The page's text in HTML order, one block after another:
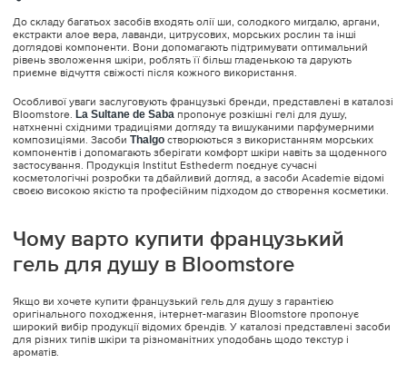
До складу багатьох засобів входять олії ши, солодкого мигдалю, аргани,
екстракти алое вера, лаванди, цитрусових, морських рослин та інші
доглядові компоненти. Вони допомагають підтримувати оптимальний
рівень зволоження шкіри, роблять її більш гладенькою та дарують
приємне відчуття свіжості після кожного використання.
Особливої уваги заслуговують французькі бренди, представлені в каталозі
Bloomstore. La Sultane de Saba пропонує розкішні гелі для душу,
натхненні східними традиціями догляду та вишуканими парфумерними
композиціями. Засоби Thalgo створюються з використанням морських
компонентів і допомагають зберігати комфорт шкіри навіть за щоденного
застосування. Продукція Institut Esthederm поєднує сучасні
косметологічні розробки та дбайливий догляд, а засоби Academie відомі
своєю високою якістю та професійним підходом до створення косметики.
Чому варто купити французький
гель для душу в Bloomstore
Якщо ви хочете купити французький гель для душу з гарантією
оригінального походження, інтернет-магазин Bloomstore пропонує
широкий вибір продукції відомих брендів. У каталозі представлені засоби
для різних типів шкіри та різноманітних уподобань щодо текстур і
ароматів.